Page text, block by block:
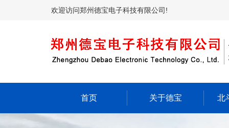
欢迎访问郑州德宝电子科技有限公司!
首页 关于德宝 北